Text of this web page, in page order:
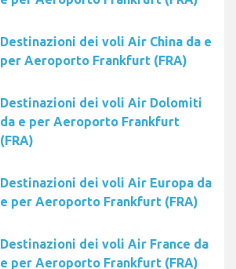
Destinazioni dei voli Air China da e
per Aeroporto Frankfurt (FRA)
Destinazioni dei voli Air Dolomiti
da e per Aeroporto Frankfurt
(FRA)
Destinazioni dei voli Air Europa da
e per Aeroporto Frankfurt (FRA)
Destinazioni dei voli Air France da
e per Aeroporto Frankfurt (FRA)